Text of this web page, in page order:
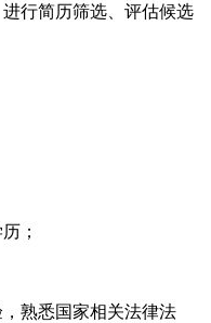
行简历筛选、评估候选
；
熟悉国家相关法律法